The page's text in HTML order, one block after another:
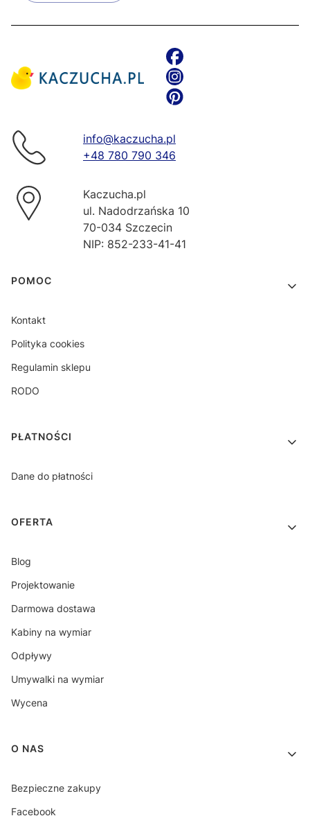
info@kaczucha.pl
+48 780 790 346
Kaczucha.pl
ul. Nadodrzańska 10
70-034 Szczecin
NIP: 852-233-41-41
Linki w stopce
POMOC
Kontakt
Polityka cookies
Regulamin sklepu
RODO
PŁATNOŚCI
Dane do płatności
OFERTA
Blog
Projektowanie
Darmowa dostawa
Kabiny na wymiar
Odpływy
Umywalki na wymiar
Wycena
O NAS
Bezpieczne zakupy
Facebook